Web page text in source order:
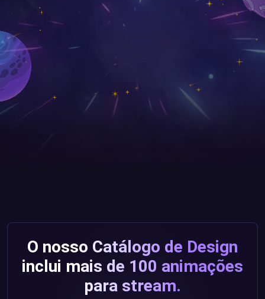
O nosso Catálogo de Design
inclui mais de 100 animações
para stream.